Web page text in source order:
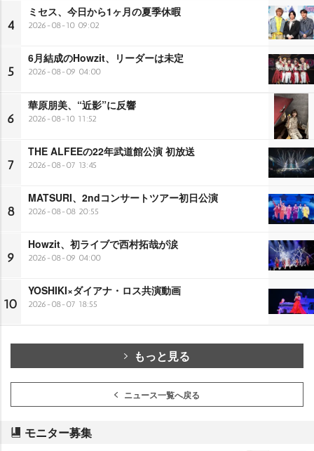
4
ミセス、今日から1ヶ月の夏季休暇
2026-08-10 09:02
5
6月結成のHowzit、リーダーは未定
2026-08-09 04:00
6
華原朋美、“近影”に反響
2026-08-10 11:52
7
THE ALFEEの22年武道館公演 初放送
2026-08-07 13:45
8
MATSURI、2ndコンサートツアー初日公演
2026-08-08 20:55
9
Howzit、初ライブで西村拓哉が涙
2026-08-09 04:00
10
YOSHIKI×ダイアナ・ロス共演動画
2026-08-07 18:55
もっと見る
ニュース一覧へ戻る
モニター募集